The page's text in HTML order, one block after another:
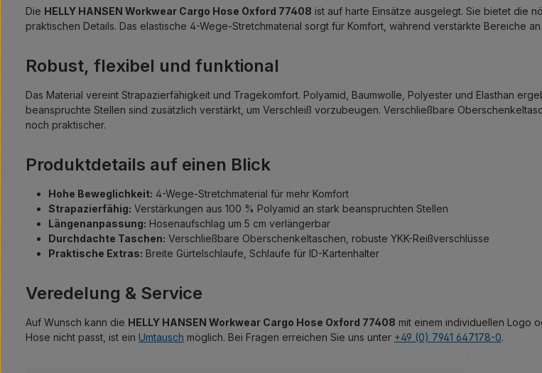
Die HELLY HANSEN Workwear Cargo Hose Oxford 77408 ist auf harte Einsätze ausgelegt. Sie bietet die
praktischen Details. Das elastische 4-Wege-Stretchmaterial sorgt für Komfort, während verstärkte Bereiche
Robust, flexibel und funktional
Das Material vereint Strapazierfähigkeit und Tragekomfort. Polyamid, Baumwolle, Polyester und Elasthan
beanspruchte Stellen sind zusätzlich verstärkt, um Verschleiß vorzubeugen. Verschließbare
noch praktischer.
Produktdetails auf einen Blick
Hohe Beweglichkeit: 4-Wege-Stretchmaterial für mehr Komfort
Strapazierfähig: Verstärkungen aus 100 % Polyamid an stark beanspruchten Stellen
Längenanpassung: Hosenaufschlag um 5 cm verlängerbar
Durchdachte Taschen: Verschließbare Oberschenkeltaschen, robuste YKK-Reißverschlüsse
Praktische Extras: Breite Gürtelschlaufe, Schlaufe für ID-Kartenhalter
Veredelung & Service
Auf Wunsch kann die HELLY HANSEN Workwear Cargo Hose Oxford 77408 mit einem individuellen Logo
Hose nicht passt, ist ein Umtausch möglich. Bei Fragen erreichen Sie uns unter +49 (0) 7941 647178-0.